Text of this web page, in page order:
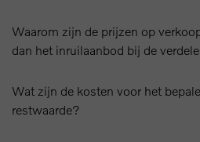
Waarom zijn de prijzen op
dan het inruilaanbod bij de
Wat zijn de kosten voor het
restwaarde?